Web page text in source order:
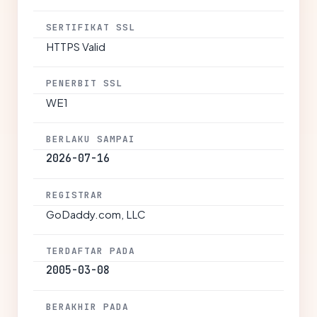
SERTIFIKAT SSL
HTTPS Valid
PENERBIT SSL
WE1
BERLAKU SAMPAI
2026-07-16
REGISTRAR
GoDaddy.com, LLC
TERDAFTAR PADA
2005-03-08
BERAKHIR PADA